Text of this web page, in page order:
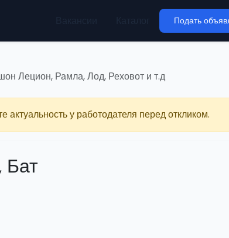
Подать
Лецион, Рамла, Лод, Реховот и т.д
у работодателя перед откликом.
Бат